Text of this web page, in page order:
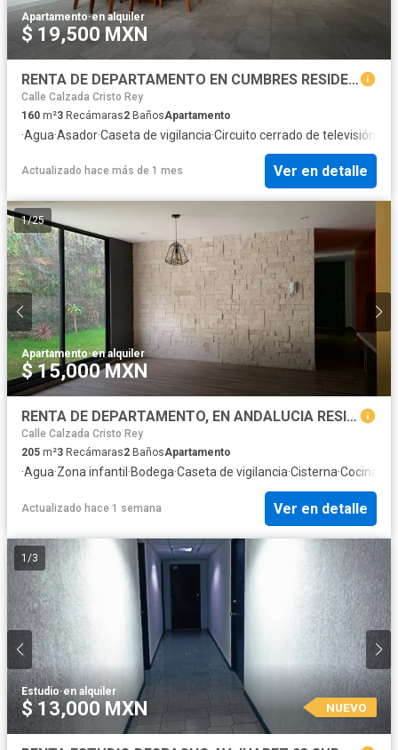
Apartamento·en alquiler
$ 19,500 MXN
RENTA DE DEPARTAMENTO EN CUMBRES RESIDENCIAL, PUEBLA, TRES RECMARAS, TRES PISOS
Calle Calzada Cristo Rey
160 m²3 Recámaras2 BañosApartamento
·Agua·Asador·Caseta de vigilancia·Circuito cerrado de televisión
Actualizado hace más de 1 mes Ver en detalle
1/25
Apartamento·en alquiler
$ 15,000 MXN
RENTA DE DEPARTAMENTO, EN ANDALUCIA RESIDENCIAL, PUEBLA, CERCA DE TEC MILENIÓ 3 RECAMARAS, PLANTA BAJA
Calle Calzada Cristo Rey
205 m²3 Recámaras2 BañosApartamento
·Agua·Zona infantil ·Bodega·Caseta de vigilancia·Cisterna·Cocina
Actualizado hace 1 semana Ver en detalle
1 /3
Estudio·en alquiler
$ 13,000 MXN NUEVO